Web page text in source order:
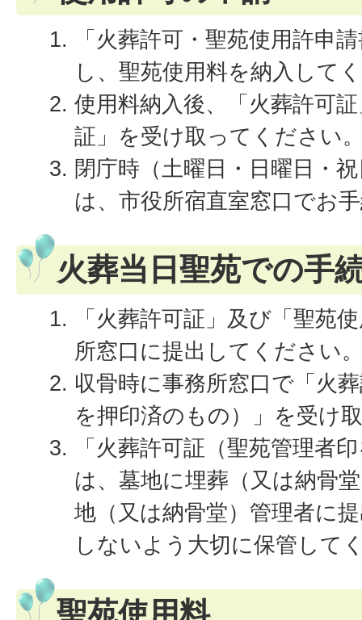
「火葬許可・聖苑使用許申
し、聖苑使用料を納入して
使用料納入後、「火葬許可
証」を受け取ってください
閉庁時（土曜日・日曜日・
は、市役所宿直室窓口でお
火葬当日聖苑での手
「火葬許可証」及び「聖苑
所窓口に提出してください
収骨時に事務所窓口で「火
を押印済のもの）」を受け
「火葬許可証（聖苑管理者
は、墓地に埋葬（又は納骨
地（又は納骨堂）管理者に
しないよう大切に保管して